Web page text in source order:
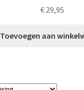
€29,95
Toevoegen aan